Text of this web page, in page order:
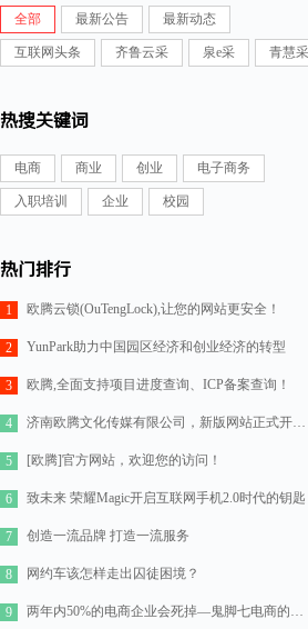
全部 最新公告 最新动态
互联网头条 齐鲁云采 泉e采 青慧采
热搜关键词
电商 商业 创业 电子商务
入职培训 企业 校园
热门排行
1 欧腾云锁(OuTengLock),让您的网站更安全！
2 YunPark助力中国园区经济和创业经济的转型
3 欧腾,全面支持项目进度查询、ICP备案查询！
4 济南欧腾文化传媒有限公司，新版网站正式开通！
5 [欧腾]官方网站，欢迎您的访问！
6 致未来 荣耀Magic开启互联网手机2.0时代的钥匙
7 创造一流品牌 打造一流服务
8 网约车该怎样走出囚徒困境？
9 两年内50%的电商企业会死掉—鬼脚七电商的七点思考